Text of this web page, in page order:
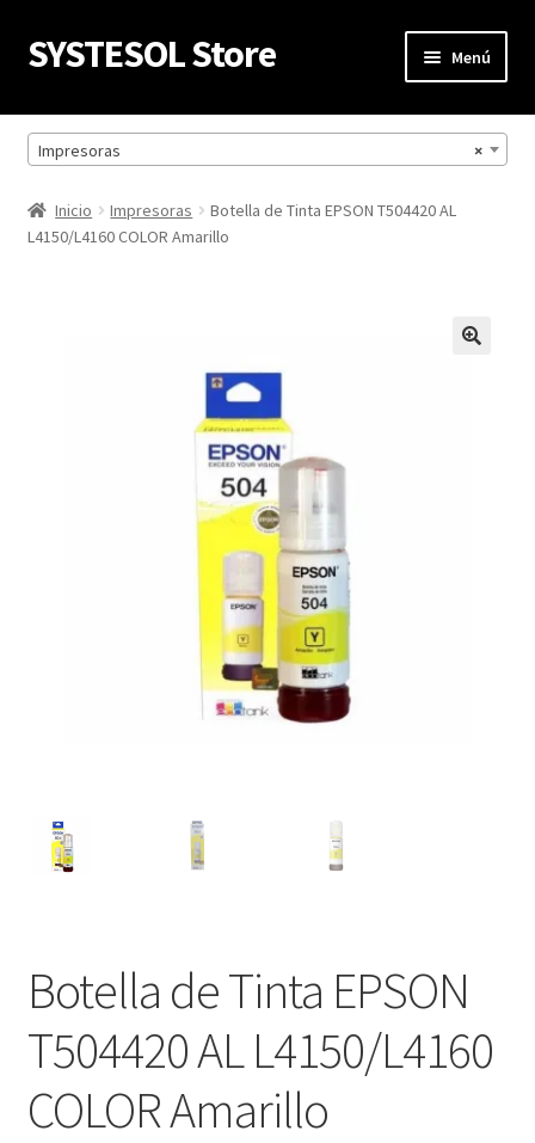
Ir
a
navegación
Ir
al
SYSTESOL Store Menú
Inicio
Carrito
Refund Request Form
Ver mensajes del pedido
×
Impresoras
Inicio Impresoras
Botella de Tinta EPSON T504420 AL
L4150/L4160 COLOR Amarillo
Botella de Tinta EPSON
T504420 AL L4150/L4160
COLOR Amarillo